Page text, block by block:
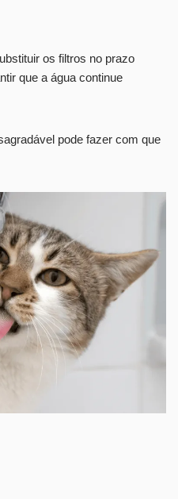
os filtros no prazo
que a água continue
pode fazer com que